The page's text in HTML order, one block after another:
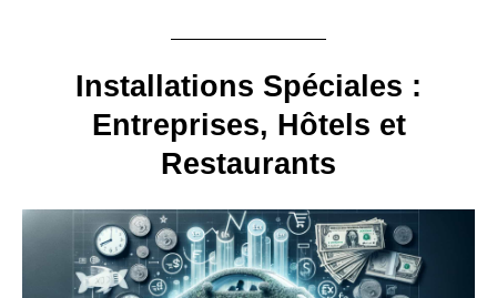
Installations Spéciales :
Entreprises, Hôtels et
Restaurants